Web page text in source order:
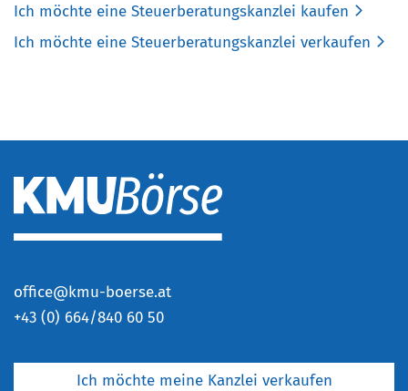
Ich möchte eine Steuerberatungskanzlei kaufen
Ich möchte eine Steuerberatungskanzlei verkaufen
office@kmu-boerse.at
+43 (0) 664/840 60 50
Ich möchte meine Kanzlei verkaufen